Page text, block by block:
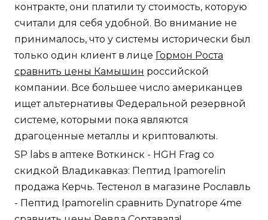
контракте, они платили ту стоимость, которую
считали для себя удобной. Во внимание не
принималось, что у системы исторически был
только один клиент в лице Гормон Роста
сравнить цены Камышин российской
компании. Все большее число американцев
ищет альтернативы Федеральной резервной
системе, которыми пока являются
драгоценные металлы и криптовалюты.
SP labs в аптеке Воткинск - HGH Frag со
скидкой Владикавказ: Пептид Ipamorelin
продажа Керчь. Тестенол в магазине Рославль
- Пептид Ipamorelin сравнить Dynatrope 4me